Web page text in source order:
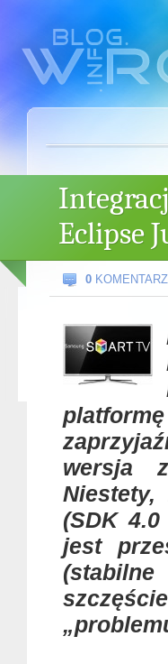
Eclipse
0
wersja
Niestety,
(SDK
jest